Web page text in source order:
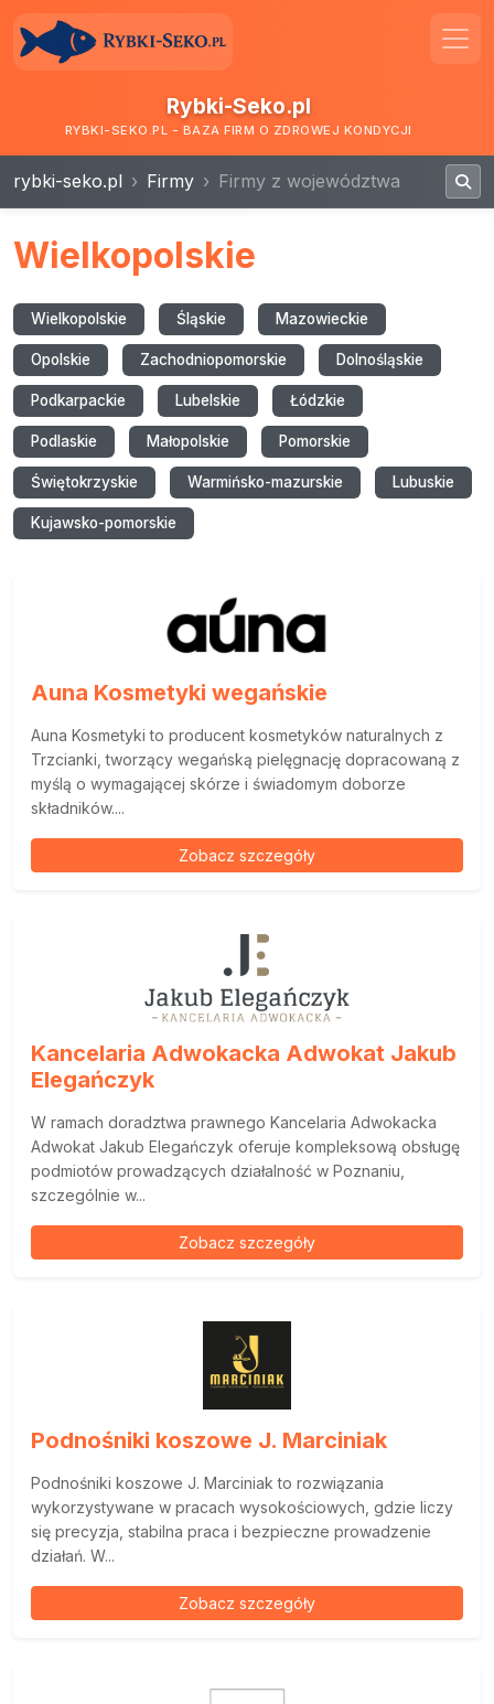
Rybki-Seko.pl
RYBKI-SEKO.PL - BAZA FIRM O ZDROWEJ KONDYCJI
rybki-seko.pl Firmy Firmy z województwa
Wielkopolskie
Wielkopolskie Śląskie Mazowieckie
Opolskie Zachodniopomorskie Dolnośląskie
Podkarpackie Lubelskie Łódzkie
Podlaskie Małopolskie Pomorskie
Świętokrzyskie Warmińsko-mazurskie Lubuskie
Kujawsko-pomorskie
Auna Kosmetyki wegańskie
Auna Kosmetyki to producent kosmetyków naturalnych z
Trzcianki, tworzący wegańską pielęgnację dopracowaną z
myślą o wymagającej skórze i świadomym doborze
składników....
Zobacz szczegóły
Kancelaria Adwokacka Adwokat Jakub
Elegańczyk
W ramach doradztwa prawnego Kancelaria Adwokacka
Adwokat Jakub Elegańczyk oferuje kompleksową obsługę
podmiotów prowadzących działalność w Poznaniu,
szczególnie w...
Zobacz szczegóły
Podnośniki koszowe J. Marciniak
Podnośniki koszowe J. Marciniak to rozwiązania
wykorzystywane w pracach wysokościowych, gdzie liczy
się precyzja, stabilna praca i bezpieczne prowadzenie
działań. W...
Zobacz szczegóły